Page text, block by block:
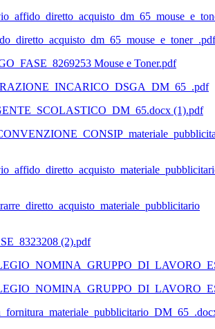
Mouse e Toner.pdf
(1).pdf
(2).pdf